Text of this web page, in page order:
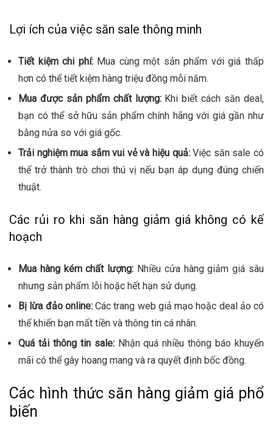
Lợi ích của việc săn sale thông minh
Tiết kiệm chi phí:Mua cùng một sản phẩm với giá thấp
hơn có thể tiết kiệm hàng triệu đồng mỗi năm.
Mua được sản phẩm chất lượng:Khi biết cách săn deal,
bạn có thể sở hữu sản phẩm chính hãng với giá gần như
bằng nửa so với giá gốc.
Trải nghiệm mua sắm vui vẻ và hiệu quả:Việc săn sale có
thể trở thành trò chơi thú vị nếu bạn áp dụng đúng chiến
thuật.
Các rủi ro khi săn hàng giảm giá không có kế
hoạch
Mua hàng kém chất lượng: Nhiều cửa hàng giảm giá sâu
nhưng sản phẩm lỗi hoặc hết hạn sử dụng.
Bị lừa đảo online:Các trang web giả mạo hoặc deal ảo có
thể khiến bạn mất tiền và thông tin cá nhân.
Quá tải thông tin sale:Nhận quá nhiều thông báo khuyến
mãi có thể gây hoang mang và ra quyết định bốc đồng.
Các hình thức săn hàng giảm giá phổ
biến